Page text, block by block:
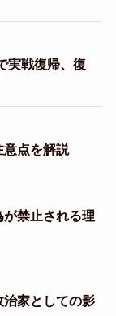
実戦復帰、復
意点を解説
禁止される理
家としての影